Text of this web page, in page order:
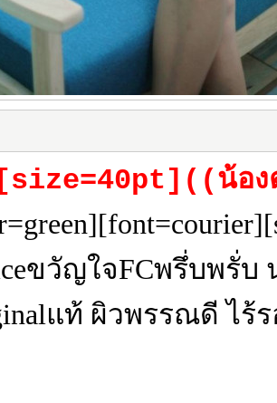
[size=40pt]((น้อ
ขวัญใจFCพรึ่บพรั่บ
แท้ ผิวพรรณดี ไร้